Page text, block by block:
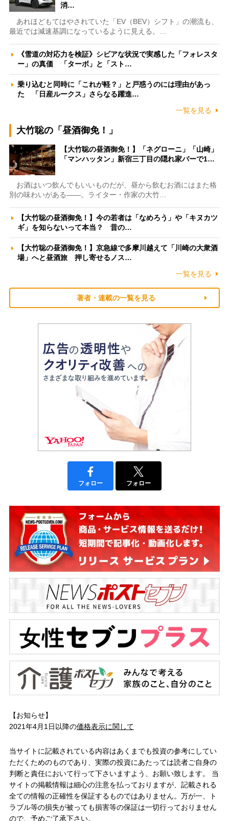
消…
あれほどもてはやされていた「EV（BEV）シフト」の潮流も、
最近では減速基調になっているように見える。…
《雪道の対応力を検証》シビアな状況で実感した「フォレスタ
ー」の真価 「ターボ」と「スト…
乗り込むと同時に「これが軽？」と戸惑うのには理由があっ
た 「日産ルークス」さらなる躍進…
一覧を見る
大竹聡の「昼酒御免！」
【大竹聡の昼酒御免！】「ネグローニ」「山崎」
「マンハッタン」新宿三丁目の隠れ家バーで1…
お酒はいつ飲んでもいいものだが、昼から飲むお酒にはまた格
別の味わいがある――。ライター・作家の大竹…
【大竹聡の昼酒御免！】今の若者は「なめろう」や「キヌカツ
ギ」を知らないって本当？ 昔の…
【大竹聡の昼酒御免！】京急線で多摩川越えて「川崎の大衆酒
場」へと昼酒旅 押し寄せるノス…
一覧を見る
著者・連載の一覧を見る
フォロー フォロー
【お知らせ】
2021年4月1日以降の価格表示に関して
当サイトに記載されている内容はあくまでも投資の参考にしてい
ただくためのものであり、実際の投資にあたっては読者ご自身の
判断と責任において行って下さいますよう、お願い致します。 当
サイトの掲載情報は細心の注意を払っておりますが、記載される
全ての情報の正確性を保証するものではありません。万が一、ト
ラブル等の損失が被っても損害等の保証は一切行っておりません
ので、予めご了承下さい。